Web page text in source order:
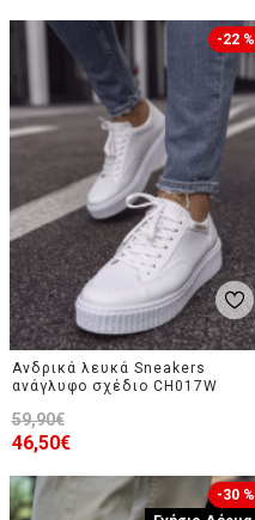
-22 %
Ανδρικά λευκά Sneakers
ανάγλυφο σχέδιο CH017W
46,50€
59,90€
-30 %